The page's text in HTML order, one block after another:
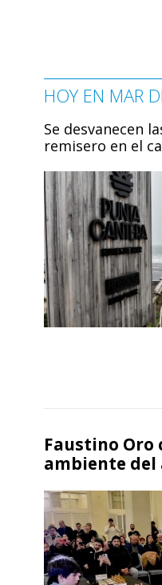
HOY EN MAR
Se desvanecen
remisero en el
Faustino Oro
ambiente del